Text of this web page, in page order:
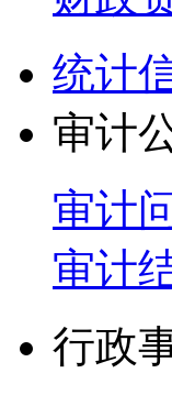
统计
审计
审计
审计
行政